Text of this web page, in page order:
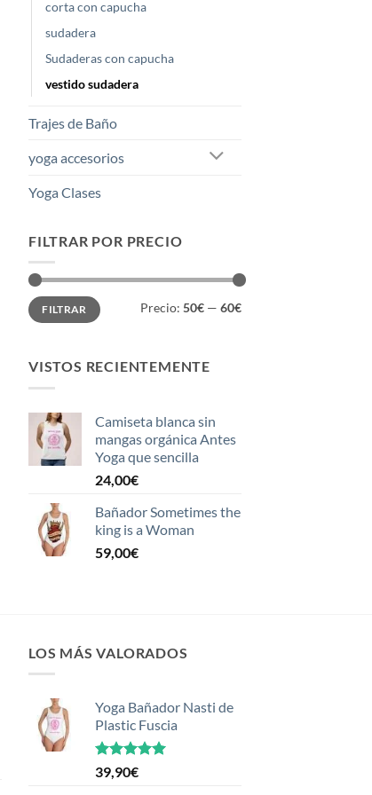
corta con capucha
sudadera
Sudaderas con capucha
vestido sudadera
Trajes de Baño
yoga accesorios
Yoga Clases
FILTRAR POR PRECIO
Precio
mínimo
Precio
máximo
FILTRAR Precio: 50€ — 60€
VISTOS RECIENTEMENTE
Camiseta blanca sin
mangas orgánica Antes
Yoga que sencilla
24,00€
Bañador Sometimes the
king is a Woman
59,00€
LOS MÁS VALORADOS
Yoga Bañador Nasti de
Plastic Fuscia
Valorado
con
39,90€